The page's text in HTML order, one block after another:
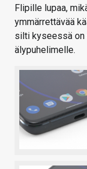
Flipille lupaa,
ymmärrettävää
silti kyseessä on
älypuhelimelle.